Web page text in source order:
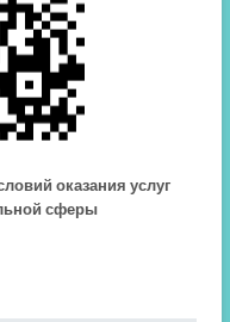
оказания услуг
сферы